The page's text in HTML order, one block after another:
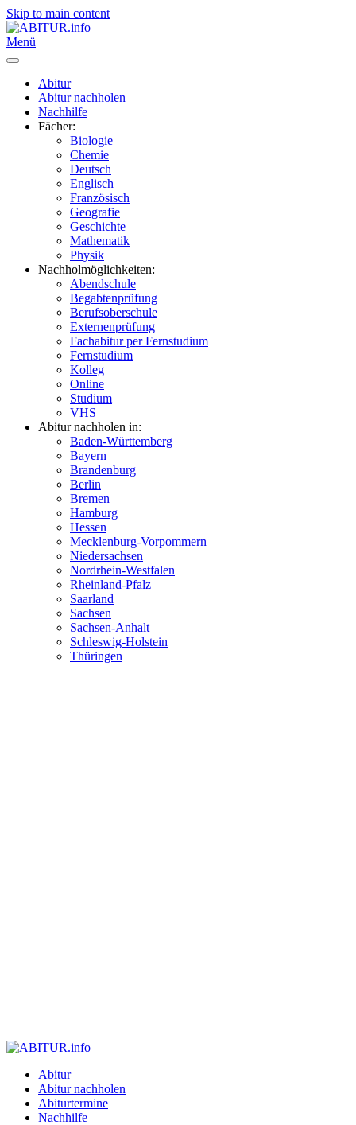
Skip to main content
Menü
Abitur
Abitur nachholen
Nachhilfe
Fächer:
Biologie
Chemie
Deutsch
Englisch
Französisch
Geografie
Geschichte
Mathematik
Physik
Nachholmöglichkeiten:
Abendschule
Begabtenprüfung
Berufsoberschule
Externenprüfung
Fachabitur per Fernstudium
Fernstudium
Kolleg
Online
Studium
VHS
Abitur nachholen in:
Baden-Württemberg
Bayern
Brandenburg
Berlin
Bremen
Hamburg
Hessen
Mecklenburg-Vorpommern
Niedersachsen
Nordrhein-Westfalen
Rheinland-Pfalz
Saarland
Sachsen
Sachsen-Anhalt
Schleswig-Holstein
Thüringen
Abitur
Abitur nachholen
Abiturtermine
Nachhilfe